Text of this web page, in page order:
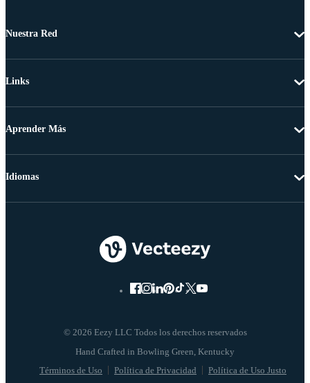
Nuestra Red
Links
Aprender Más
© 2026 Eezy LLC Todos los derechos reservados
Términos de Uso Política de Privacidad Política de Uso Justo
Idiomas